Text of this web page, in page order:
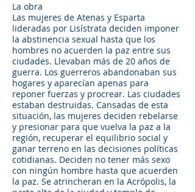
La obra
Las mujeres de Atenas y Esparta
lideradas por Lisístrata deciden imponer
la abstinencia sexual hasta que los
hombres no acuerden la paz entre sus
ciudades. Llevaban más de 20 años de
guerra. Los guerreros abandonaban sus
hogares y aparecían apenas para
reponer fuerzas y procrear. Las ciudades
estaban destruidas. Cansadas de esta
situación, las mujeres deciden rebelarse
y presionar para que vuelva la paz a la
región, recuperar el equilibrio social y
ganar terreno en las decisiones políticas
cotidianas. Deciden no tener más sexo
con ningún hombre hasta que acuerden
la paz. Se atrincheran en la Acrópolis, la